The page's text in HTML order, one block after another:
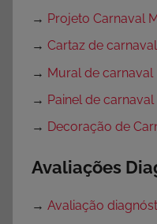
→ Projeto Carnaval
→ Cartaz de carnaval
→ Mural de carnaval
→ Painel de carnaval
→ Decoração de
Avaliações
→ Avaliação